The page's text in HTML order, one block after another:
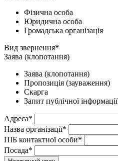
Фізична особа
Юридична особа
Громадська організація
Вид звернення*
Заява (клопотання)
Заява (клопотання)
Пропозиція (зауваження)
Скарга
Запит публічної інформації
Адреса*
Назва організації*
ПІБ контактної особи*
Посада*